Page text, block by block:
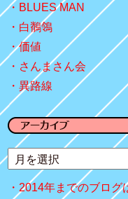
BLUES MAN
白鶺鴒
価値
さんまさん会
異路線
2014年までのブログ